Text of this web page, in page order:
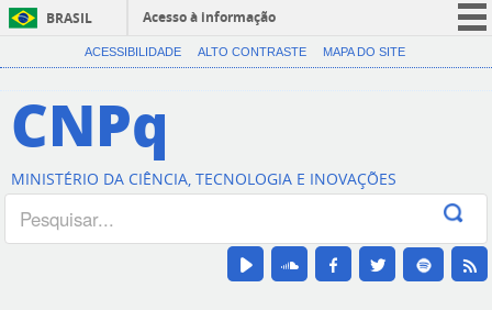
BRASIL
Acesso à informação
CORONAVÍRUS (COVID-19)
Canais
ACESSIBILIDADE ALTO CONTRASTE MAPA DO SITE
CNPq
MINISTÉRIO DA CIÊNCIA, TECNOLOGIA E INOVAÇÕES